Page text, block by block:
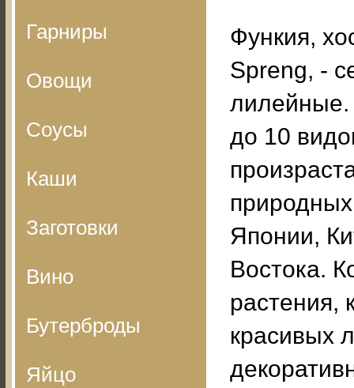
Гарниры
Овощи
Соусы
Каши
Заготовки
Вино
Бутерброды
Яйцо
Функия,
Spreng, -
лилейные.
до 10
Японии,
Востока.
растения,
красивых